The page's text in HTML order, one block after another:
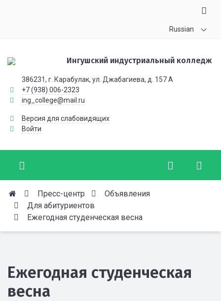
Russian
Ингушский индустриальный колледж
386231, г. Карабулак, ул. Джабагиева, д. 157 А
+7 (938) 006-2323
ing_college@mail.ru
Версия для слабовидящих
Войти
Пресс-центр
Объявления
Для абитуриентов
Ежегодная студенческая весна
Ежегодная студенческая
весна